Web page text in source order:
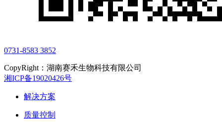
0731-8583 3852
CopyRight：湖南赛禾生物科技有限公司
湘ICP备19020426号
解决方案
质量控制